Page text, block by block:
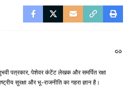
पत्रकार, पेशेवर कंटेंट लेखक और समर्पित रक्षा
सुरक्षा और भू-राजनीति का गहरा ज्ञान है।